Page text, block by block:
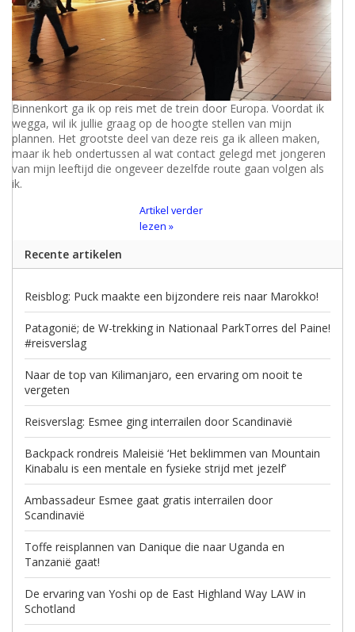
Binnenkort ga ik op reis met de trein door Europa. Voordat ik
wegga, wil ik jullie graag op de hoogte stellen van mijn
plannen. Het grootste deel van deze reis ga ik alleen maken,
maar ik heb ondertussen al wat contact gelegd met jongeren
van mijn leeftijd die ongeveer dezelfde route gaan volgen als
ik.
Artikel verder
lezen »
Recente artikelen
Reisblog: Puck maakte een bijzondere reis naar Marokko!
Patagonië; de W-trekking in Nationaal ParkTorres del Paine!
#reisverslag
Naar de top van Kilimanjaro, een ervaring om nooit te
vergeten
Reisverslag: Esmee ging interrailen door Scandinavië
Backpack rondreis Maleisië ‘Het beklimmen van Mountain
Kinabalu is een mentale en fysieke strijd met jezelf’
Ambassadeur Esmee gaat gratis interrailen door
Scandinavië
Toffe reisplannen van Danique die naar Uganda en
Tanzanië gaat!
De ervaring van Yoshi op de East Highland Way LAW in
Schotland